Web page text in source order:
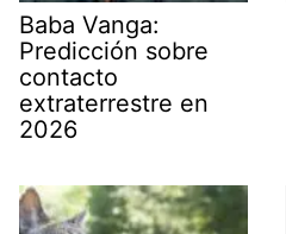
Baba Vanga:
Predicción sobre
contacto
extraterrestre en
2026